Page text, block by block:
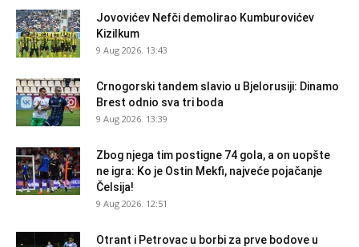
Jovovićev Nefči demolirao Kumburovićev
Kizilkum
9 Aug 2026. 13:43
Crnogorski tandem slavio u Bjelorusiji: Dinamo
Brest odnio sva tri boda
9 Aug 2026. 13:39
Zbog njega tim postigne 74 gola, a on uopšte
ne igra: Ko je Ostin Mekfi, najveće pojačanje
Čelsija!
9 Aug 2026. 12:51
Otrant i Petrovac u borbi za prve bodove u